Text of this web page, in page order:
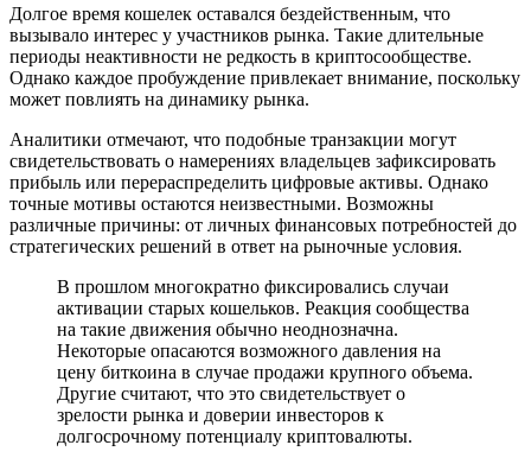
Долгое время кошелек оставался бездейственным, что
вызывало интерес у участников рынка. Такие длительные
периоды неактивности не редкость в криптосообществе.
Однако каждое пробуждение привлекает внимание, поскольку
может повлиять на динамику рынка.
Аналитики отмечают, что подобные транзакции могут
свидетельствовать о намерениях владельцев зафиксировать
прибыль или перераспределить цифровые активы. Однако
точные мотивы остаются неизвестными. Возможны
различные причины: от личных финансовых потребностей до
стратегических решений в ответ на рыночные условия.
В прошлом многократно фиксировались случаи
активации старых кошельков. Реакция сообщества
на такие движения обычно неоднозначна.
Некоторые опасаются возможного давления на
цену биткоина в случае продажи крупного объема.
Другие считают, что это свидетельствует о
зрелости рынка и доверии инвесторов к
долгосрочному потенциалу криптовалюты.